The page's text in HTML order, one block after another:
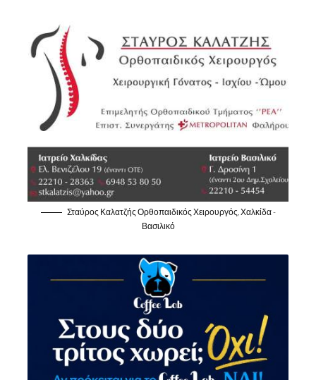
Σταύρος Καλατζής Ορθοπαιδικός Χειρουργός, Χαλκίδα -
Βασιλικό